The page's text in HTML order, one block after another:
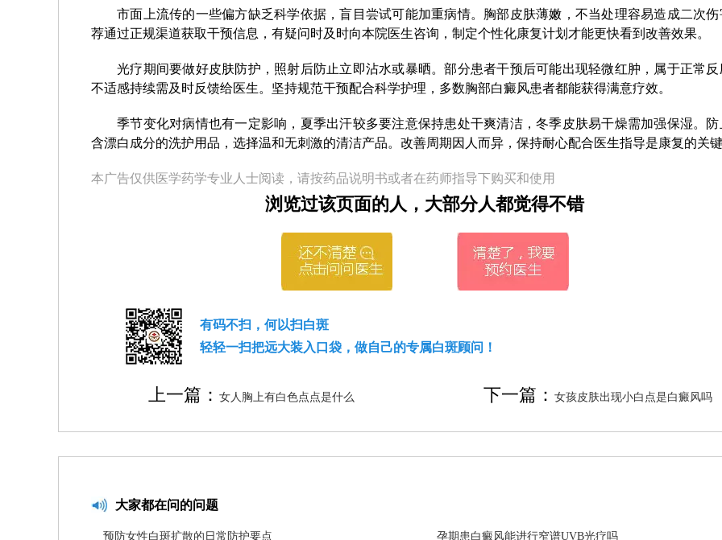
市面上流传的一些偏方缺乏科学依据，盲目尝试可能加重病情。胸部皮肤薄嫩，不当处理容易造成二次伤
荐通过正规渠道获取干预信息，有疑问时及时向本院医生咨询，制定个性化康复计划才能更快看到改善效果。
光疗期间要做好皮肤防护，照射后防止立即沾水或暴晒。部分患者干预后可能出现轻微红肿，属于正常反
不适感持续需及时反馈给医生。坚持规范干预配合科学护理，多数胸部白癜风患者都能获得满意疗效。
季节变化对病情也有一定影响，夏季出汗较多要注意保持患处干爽清洁，冬季皮肤易干燥需加强保湿。防
含漂白成分的洗护用品，选择温和无刺激的清洁产品。改善周期因人而异，保持耐心配合医生指导是康复的关
本广告仅供医学药学专业人士阅读，请按药品说明书或者在药师指导下购买和使用
浏览过该页面的人，大部分人都觉得不错
有码不扫，何以扫白斑
轻轻一扫把远大装入口袋，做自己的专属白斑顾问！
上一篇： 女人胸上有白色点点是什么 下一篇：女孩皮肤出现小白点是白癜风吗
大家都在问的问题
预防女性白斑扩散的日常防护要点 孕期患白癜风能进行窄谱UVB光疗吗